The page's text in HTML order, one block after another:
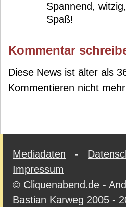
Spannend,
Spaß!
Kommentar
Diese News ist älter als
Kommentieren nicht
Mediadaten -
Impressum
© Cliquenabend.de -
Bastian Karweg 2005 -